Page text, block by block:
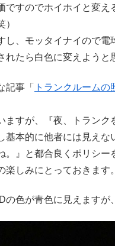
ですのでホイホイと変え
）
し、モッタイナイので電
れたら白色に変えようと
記事「
トランクルームの
ますが、『夜、トランク
基本的に他者には見えな
。』と都合良くポリシー
楽しみにとっておきます。
の色が青色に見えますが